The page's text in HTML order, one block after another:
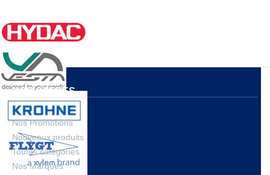
NOS OFFRES
Nos Promotions
Nouveaux produits
Toutes catégories
Nos Marques